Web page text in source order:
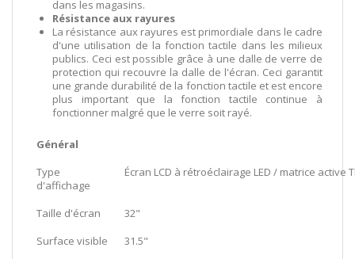
dans les magasins.
Résistance aux rayures
La résistance aux rayures est primordiale dans le cadre
d'une utilisation de la fonction tactile dans les milieux
publics. Ceci est possible grâce à une dalle de verre de
protection qui recouvre la dalle de l'écran. Ceci garantit
une grande durabilité de la fonction tactile et est encore
plus important que la fonction tactile continue à
fonctionner malgré que le verre soit rayé.
Général
Type
d'affichage
Écran LCD à rétroéclairage LED / matrice active
Taille d'écran
32"
Surface visible
31.5"